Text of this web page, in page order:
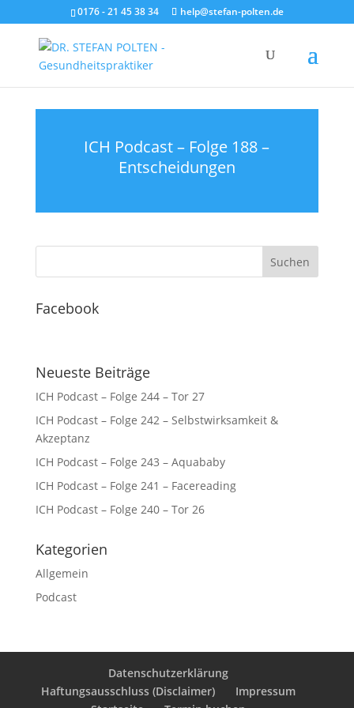
0176 - 21 45 38 34 help@stefan-polten.de
ICH Podcast – Folge 188 –
Entscheidungen
Facebook
Neueste Beiträge
ICH Podcast – Folge 244 – Tor 27
ICH Podcast – Folge 242 – Selbstwirksamkeit &
Akzeptanz
ICH Podcast – Folge 243 – Aquababy
ICH Podcast – Folge 241 – Facereading
ICH Podcast – Folge 240 – Tor 26
Kategorien
Allgemein
Podcast
Datenschutzerklärung
Haftungsausschluss (Disclaimer)
Impressum